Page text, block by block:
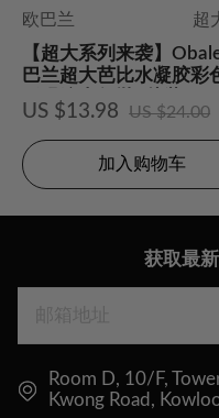
欧巴兰
超
【超大系列来袭】
巴兰超大芭比水凝胶彩
形眼镜半年抛2片装
US $13.98 US $24.00
加入购物车
获取最
Room D, 10/F,
Kwong Road,